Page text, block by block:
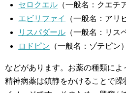
セロクエル （一般名：クエチ
エビリファイ
（一般名：アリ
リスパダール （一般名：リス
ロドピン （一般名：ゾテピン）
などがあります。お薬の種類に
精神病薬は鎮静をかけることで